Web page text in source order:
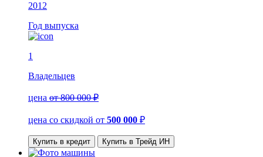
2012
Год выпуска
1
Владельцев
цена от 800 000 ₽
цена со скидкой от 500 000 ₽
Купить в кредит Купить в Трейд ИН